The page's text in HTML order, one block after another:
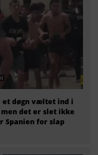
et døgn væltet ind i
det er slet ikke
Spanien for slap